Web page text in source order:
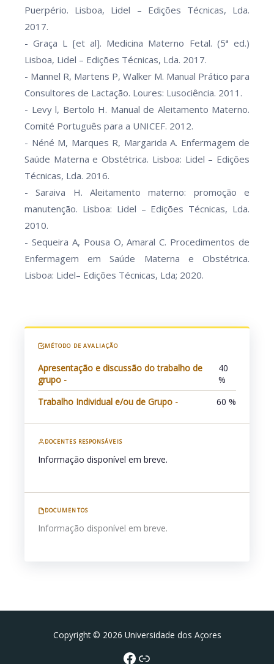
Puerpério. Lisboa, Lidel – Edições Técnicas, Lda.
2017.
- Graça L [et al]. Medicina Materno Fetal. (5ª ed.)
Lisboa, Lidel – Edições Técnicas, Lda. 2017.
- Mannel R, Martens P, Walker M. Manual Prático para
Consultores de Lactação. Loures: Lusociência. 2011.
- Levy l, Bertolo H. Manual de Aleitamento Materno.
Comité Português para a UNICEF. 2012.
- Néné M, Marques R, Margarida A. Enfermagem de
Saúde Materna e Obstétrica. Lisboa: Lidel – Edições
Técnicas, Lda. 2016.
- Saraiva H. Aleitamento materno: promoção e
manutenção. Lisboa: Lidel – Edições Técnicas, Lda.
2010.
- Sequeira A, Pousa O, Amaral C. Procedimentos de
Enfermagem em Saúde Materna e Obstétrica.
Lisboa: Lidel– Edições Técnicas, Lda; 2020.
MÉTODO DE AVALIAÇÃO
Apresentação e discussão do trabalho de
grupo -
40
%
Trabalho Individual e/ou de Grupo -
60 %
DOCENTES RESPONSÁVEIS
Informação disponível em breve.
DOCUMENTOS
Informação disponível em breve.
Copyright © 2026 Universidade dos Açores
Facebook
Portal da UAc